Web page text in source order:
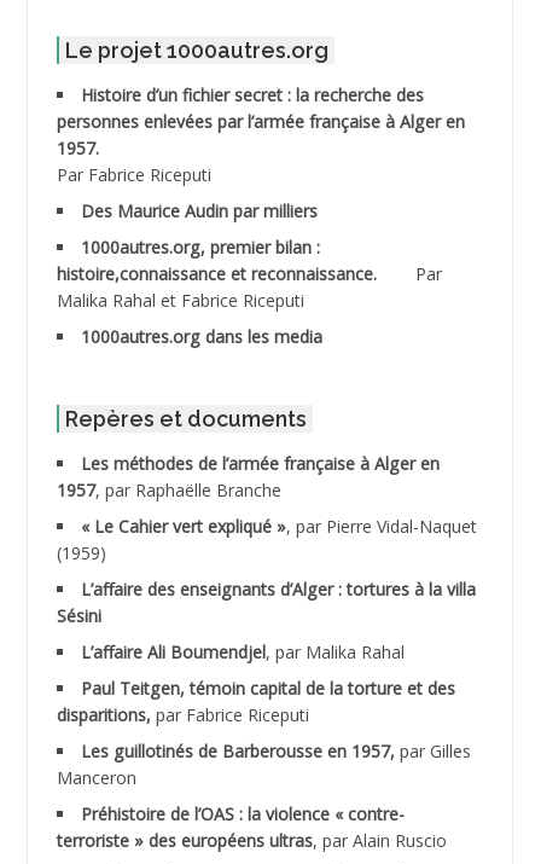
ABDELMOUMENE Ahmed
ABDESMED Mohamed ben Kaddour
ABDESSELAMI Kouider
ABDESSLEM Ahmed dit le Coiffeur
ABDOUDOU
ABID Mohamed
ABNOUN Salah
ACHACHE M.*
ACHLAF Ali
ADALMI
ADANE Ramdane *
ADDAD
Le projet 1000autres.org
Histoire d’un fichier secret : la recherche des
personnes enlevées par l’armée française à Alger en
1957.
Par Fabrice Riceputi
Des Maurice Audin par milliers
1000autres.org, premier bilan :
histoire,connaissance et reconnaissance.
Par
Malika Rahal et Fabrice Riceputi
1000autres.org dans les media
Repères et documents
Les méthodes de l’armée française à Alger en
1957, par Raphaëlle Branche
« Le Cahier vert expliqué », par Pierre Vidal-Naquet
(1959)
L’affaire des enseignants d’Alger : tortures à la villa
Sésini
L’affaire Ali Boumendjel, par Malika Rahal
Paul Teitgen, témoin capital de la torture et des
disparitions, par Fabrice Riceputi
Les guillotinés de Barberousse en 1957, par Gilles
Manceron
Préhistoire de l’OAS : la violence « contre-
terroriste » des européens ultras, par Alain Ruscio